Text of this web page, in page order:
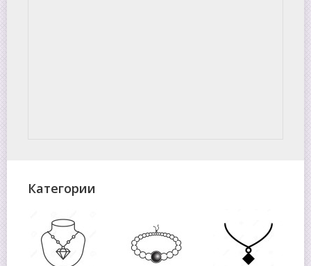
Категории